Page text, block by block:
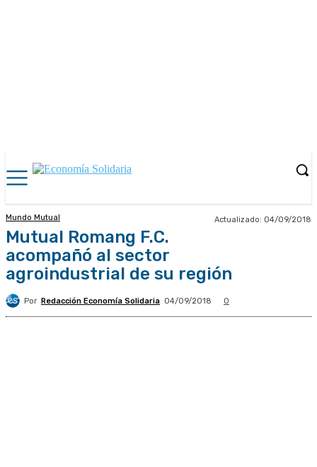
Mundo Mutual Actualizado: 04/09/2018
Mutual Romang F.C.
acompañó al sector
agroindustrial de su región
Por Redacción Economía Solidaria 04/09/2018 0